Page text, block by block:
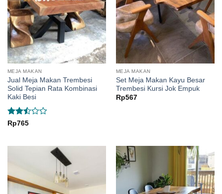
MEJA MAKAN
Jual Meja Makan Trembesi
Solid Tepian Rata Kombinasi
Kaki Besi
Rated
of 5
Rp765
MEJA MAKAN
Set Meja Makan Kayu Besar
Trembesi Kursi Jok Empuk
Rp567